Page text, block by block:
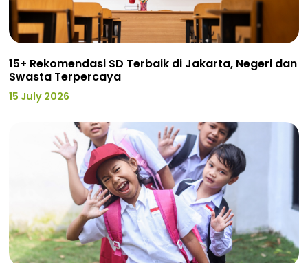
15+ Rekomendasi SD Terbaik di Jakarta, Negeri dan
Swasta Terpercaya
15 July 2026